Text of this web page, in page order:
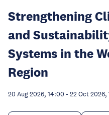
Strengthening
and
Systems in the
Region
20 Aug 2026, 14:00 - 22 Oct 2026,